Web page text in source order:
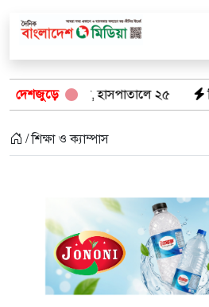
দেশজুড়ে
প্রাণ, হাসপাতালে ২৫ সিলিন্ডার
/ শিক্ষা ও ক্যাম্পাস